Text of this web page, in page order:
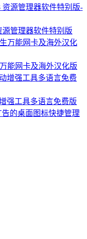
源管理器软件特别版
能网卡及海外汉化版
强工具多语言免费版
的桌面图标快捷管理